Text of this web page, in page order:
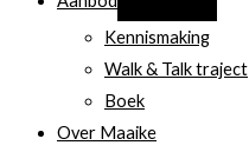
Kennismaking
Walk & Talk traject
Boek
Over Maaike